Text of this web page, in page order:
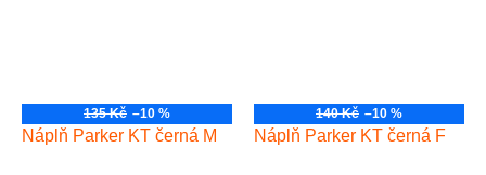
135 Kč –10 %
Náplň Parker KT černá M
140 Kč –10 %
Náplň Parker KT černá F